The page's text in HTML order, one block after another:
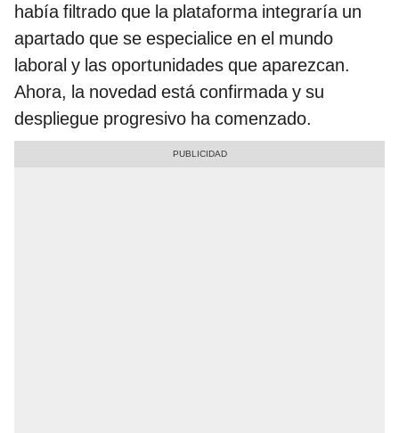
había filtrado que la plataforma integraría un
apartado que se especialice en el mundo
laboral y las oportunidades que aparezcan.
Ahora, la novedad está confirmada y su
despliegue progresivo ha comenzado.